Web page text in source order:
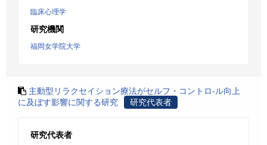
臨床心理学
研究機関
福岡女学院大学
主動型リラクセイション療法がセルフ・コントロ-ル向上
に及ぼす影響に関する研究
研究代表者
研究代表者